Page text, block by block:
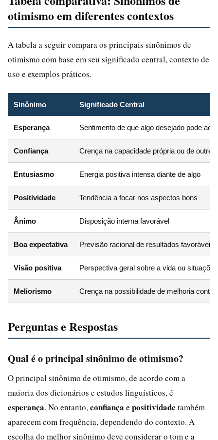
otimismo em diferentes contextos
A tabela a seguir compara os principais sinônimos de
otimismo com base em seu significado central, contexto de
uso e exemplos práticos.
Sinônimo Significado Central
Esperança Sentimento de que algo desejado pode
Confiança Crença na capacidade própria ou de outrem
Entusiasmo Energia positiva intensa diante de algo
Positividade Tendência a focar nos aspectos bons
Ânimo Disposição interna favorável
Boa expectativa Previsão racional de resultados favoráveis
Visão positiva Perspectiva geral sobre a vida ou situações
Meliorismo Crença na possibilidade de melhoria
Perguntas e Respostas
Qual é o principal sinônimo de otimismo?
O principal sinônimo de otimismo, de acordo com a
maioria dos dicionários e estudos linguísticos, é
esperança. No entanto, confiança e positividade também
aparecem com frequência, dependendo do contexto. A
escolha do melhor sinônimo deve considerar o tom e a